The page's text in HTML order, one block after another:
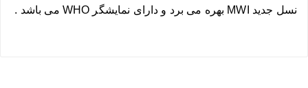
نسل جدید MWI بهره می برد و دارای نمایشگر WHO می باشد .